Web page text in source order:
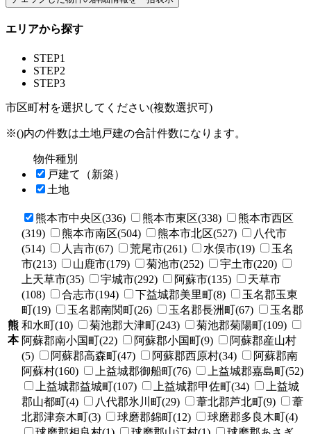
エリアから探す
STEP1
STEP2
STEP3
市区町村を選択してください(複数選択可)
※()内の件数は土地戸建の合計件数になります。
物件種別
戸建て（新築）
土地
熊
本
熊本市中央区(336) 熊本市東区(338)
熊本市西区
(319)
熊本市南区(504) 熊本市北区(527)
八代市
(514)
人吉市(67) 荒尾市(261) 水俣市(19)
玉名
市(213)
山鹿市(179) 菊池市(252)
宇土市(220)
上天草市(35)
宇城市(292) 阿蘇市(135)
天草市
(108)
合志市(194) 下益城郡美里町(8)
玉名郡玉東
町(19)
玉名郡南関町(26) 玉名郡長洲町(67)
玉名郡
和水町(10)
菊池郡大津町(243)
菊池郡菊陽町(109)
阿蘇郡南小国町(22)
阿蘇郡小国町(9)
阿蘇郡産山村
(5)
阿蘇郡高森町(47) 阿蘇郡西原村(34)
阿蘇郡南
阿蘇村(160)
上益城郡御船町(76)
上益城郡嘉島町(52)
上益城郡益城町(107)
上益城郡甲佐町(34)
上益城
郡山都町(4)
八代郡氷川町(29) 葦北郡芦北町(9)
葦
北郡津奈木町(3)
球磨郡錦町(12)
球磨郡多良木町(4)